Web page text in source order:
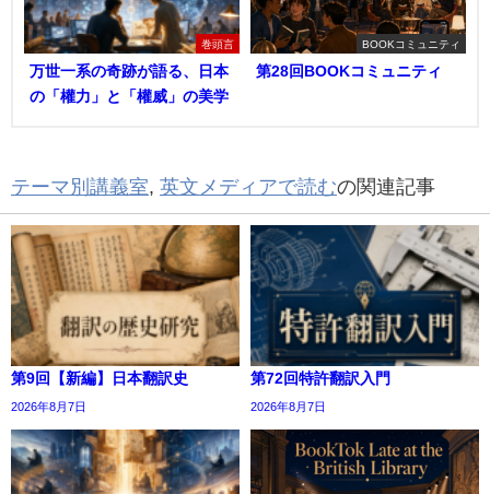
巻頭言
万世一系の奇跡が語る、日本
の「權力」と「權威」の美学
BOOKコミュニティ
第28回BOOKコミュニティ
テーマ別講義室 英文メディアで読むの関連記事
第9回【新編】日本翻訳史
2026年8月7日
第72回特許翻訳入門
2026年8月7日